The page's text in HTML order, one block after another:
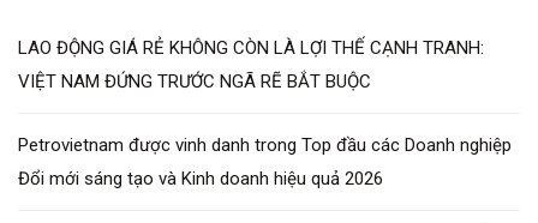
LAO ĐỘNG GIÁ RẺ KHÔNG CÒN LÀ LỢI THẾ CẠNH TRANH:
VIỆT NAM ĐỨNG TRƯỚC NGÃ RẼ BẮT BUỘC
Petrovietnam được vinh danh trong Top đầu các Doanh nghiệp
Đổi mới sáng tạo và Kinh doanh hiệu quả 2026